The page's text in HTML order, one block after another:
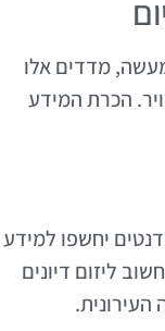
מדדים אלו
הכרת המידע
יחשפו למידע
ליזום דיונים